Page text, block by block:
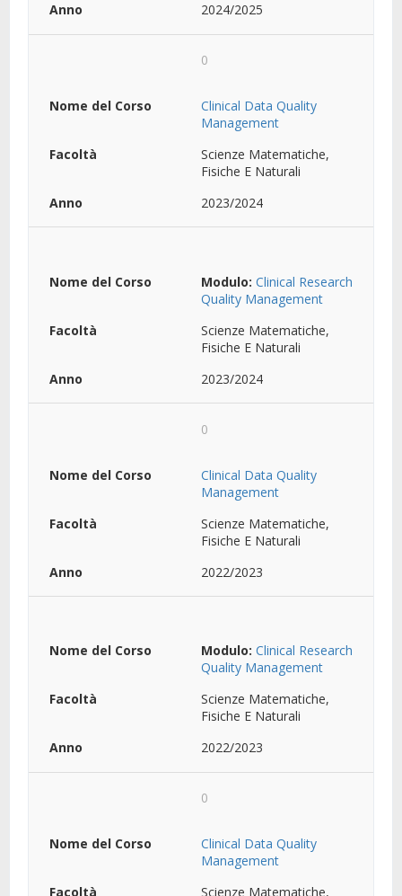
2024/2025
0
Clinical Data Quality
Management
Scienze Matematiche,
Fisiche E Naturali
2023/2024
Modulo: Clinical Research
Quality Management
Scienze Matematiche,
Fisiche E Naturali
2023/2024
0
Clinical Data Quality
Management
Scienze Matematiche,
Fisiche E Naturali
2022/2023
Modulo: Clinical Research
Quality Management
Scienze Matematiche,
Fisiche E Naturali
2022/2023
0
Clinical Data Quality
Management
Scienze Matematiche,